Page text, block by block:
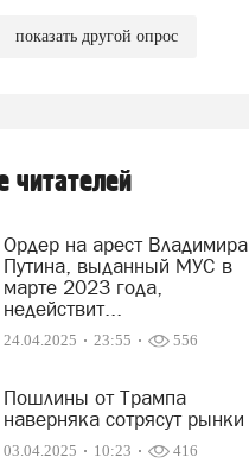
показать другой опрос
читателей
Ордер на арест Владимира
Путина, выданный МУС в
марте 2023 года,
недействит...
24.04.2025 23:55 556
Пошлины от Трампа
наверняка сотрясут рынки
03.04.2025 10:23 416